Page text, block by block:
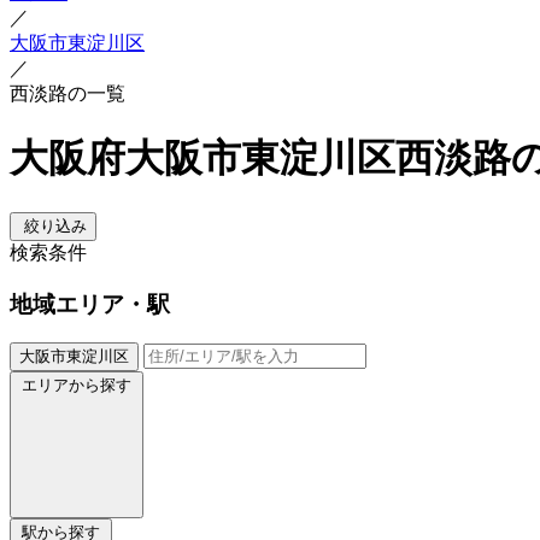
／
大阪市東淀川区
／
西淡路の一覧
大阪府大阪市東淀川区西淡路
絞り込み
検索条件
地域エリア・駅
大阪市東淀川区
エリアから探す
駅から探す